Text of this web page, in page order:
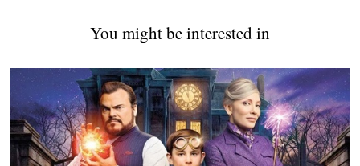
You might be interested in